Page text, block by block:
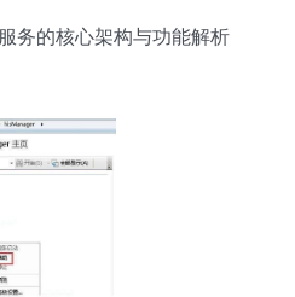
务的核心架构与功能解析